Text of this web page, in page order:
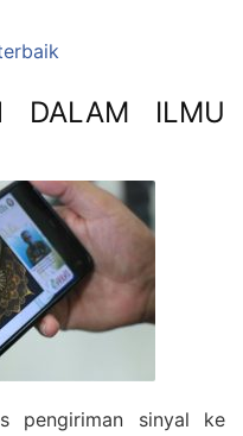
DALAM ILMU
pengiriman sinyal ke